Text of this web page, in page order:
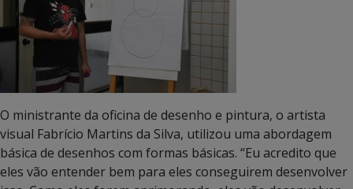
O ministrante da oficina de desenho e pintura, o artista
visual Fabrício Martins da Silva, utilizou uma abordagem
básica de desenhos com formas básicas. “Eu acredito que
eles vão entender bem para eles conseguirem desenvolver